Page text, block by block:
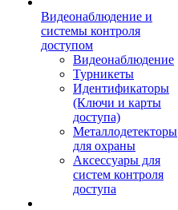
Видеонаблюдение и
системы контроля
доступом
Видеонаблюдение
Турникеты
Идентификаторы
(Ключи и карты
доступа)
Металлодетекторы
для охраны
Аксессуары для
систем контроля
доступа